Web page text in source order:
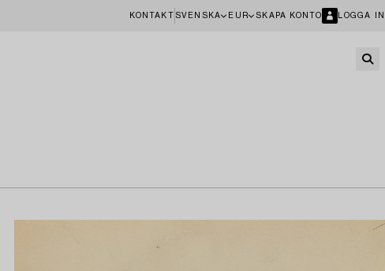
KONTAKT SVENSKA EUR SKAPA KONTO LOGGA IN